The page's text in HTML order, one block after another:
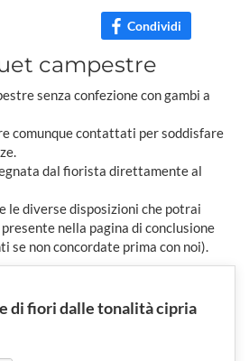
Condividi
campestre
senza confezione con gambi a
comunque contattati per soddisfare
dal fiorista direttamente al
le diverse disposizioni che potrai
nella pagina di conclusione
se non concordate prima con noi).
di fiori dalle tonalità cipria